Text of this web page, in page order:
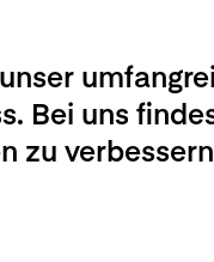
Bei uns
zu